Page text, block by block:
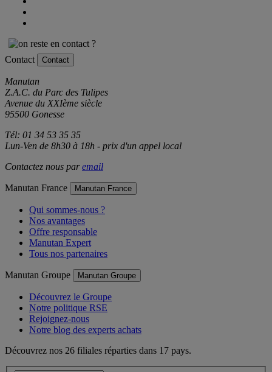
Contact Contact
Manutan
Z.A.C. du Parc des Tulipes
Avenue du XXIème siècle
95500 Gonesse
Tél: 01 34 53 35 35
Lun-Ven de 8h30 à 18h - prix d'un appel local
Contactez nous paremail
Manutan France Manutan France
Qui sommes-nous ?
Nos avantages
Offre responsable
Manutan Expert
Tous nos partenaires
Manutan Groupe Manutan Groupe
Découvrez le Groupe
Notre politique RSE
Rejoignez-nous
Notre blog des experts achats
Découvrez nos 26 filiales réparties dans 17 pays.